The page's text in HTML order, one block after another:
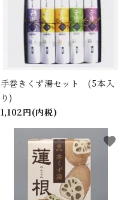
手巻きくず湯セット (5本入
り)
1,102円(内税)
favorite